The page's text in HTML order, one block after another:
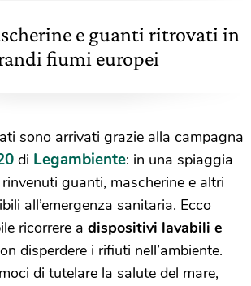
e guanti ritrovati in
fiumi europei
sono arrivati grazie alla campagna
di Legambiente: in una spiaggia
guanti, mascherine e altri
all’emergenza sanitaria. Ecco
ricorrere a dispositivi lavabili e
disperdere i rifiuti nell’ambiente.
di tutelare la salute del mare,